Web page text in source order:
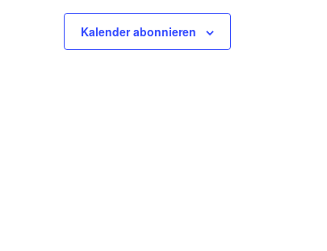
Kalender abonnieren